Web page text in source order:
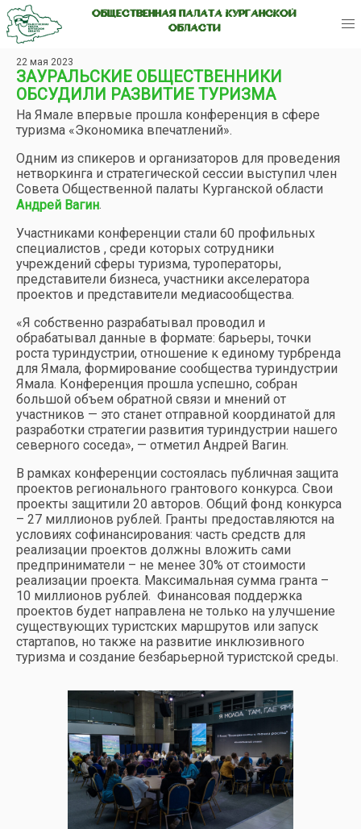
ОБЩЕСТВЕННАЯ ПАЛАТА КУРГАНСКОЙ
ОБЛАСТИ
22 мая 2023
ЗАУРАЛЬСКИЕ ОБЩЕСТВЕННИКИ
ОБСУДИЛИ РАЗВИТИЕ ТУРИЗМА
На Ямале впервые прошла конференция в сфере
туризма «Экономика впечатлений».
Одним из спикеров и организаторов для проведения
нетворкинга и стратегической сессии выступил член
Совета Общественной палаты Курганской области
Андрей Вагин.
Участниками конференции стали 60 профильных
специалистов , среди которых сотрудники
учреждений сферы туризма, туроператоры,
представители бизнеса, участники акселератора
проектов и представители медиасообщества.
«Я собственно разрабатывал проводил и
обрабатывал данные в формате: барьеры, точки
роста туриндустрии, отношение к единому турбренда
для Ямала, формирование сообщества туриндустрии
Ямала. Конференция прошла успешно, собран
большой объем обратной связи и мнений от
участников — это станет отправной координатой для
разработки стратегии развития туриндустрии нашего
северного соседа», — отметил Андрей Вагин.
В рамках конференции состоялась публичная защита
проектов регионального грантового конкурса. Свои
проекты защитили 20 авторов. Общий фонд конкурса
– 27 миллионов рублей. Гранты предоставляются на
условиях софинансирования: часть средств для
реализации проектов должны вложить сами
предприниматели – не менее 30% от стоимости
реализации проекта. Максимальная сумма гранта –
10 миллионов рублей. Финансовая поддержка
проектов будет направлена не только на улучшение
существующих туристских маршрутов или запуск
стартапов, но также на развитие инклюзивного
туризма и создание безбарьерной туристской среды.